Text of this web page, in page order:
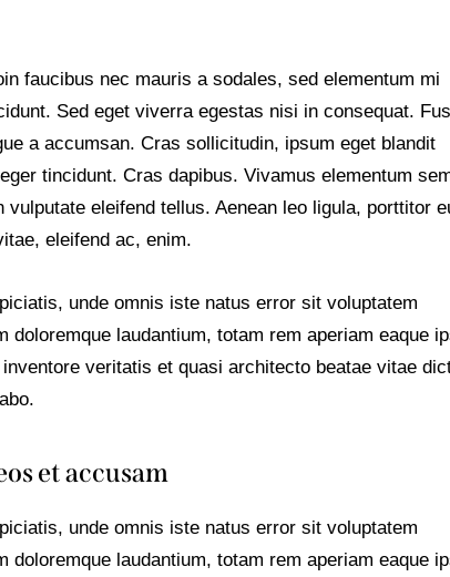
faucibus nec mauris a sodales, sed elementum mi
Sed eget viverra egestas nisi in consequat.
a accumsan. Cras sollicitudin, ipsum eget blandit
tincidunt. Cras dapibus. Vivamus elementum
vulputate eleifend tellus. Aenean leo ligula, porttitor
eleifend ac, enim.
unde omnis iste natus error sit voluptatem
doloremque laudantium, totam rem aperiam eaque
veritatis et quasi architecto beatae vitae
et accusam
unde omnis iste natus error sit voluptatem
doloremque laudantium, totam rem aperiam eaque